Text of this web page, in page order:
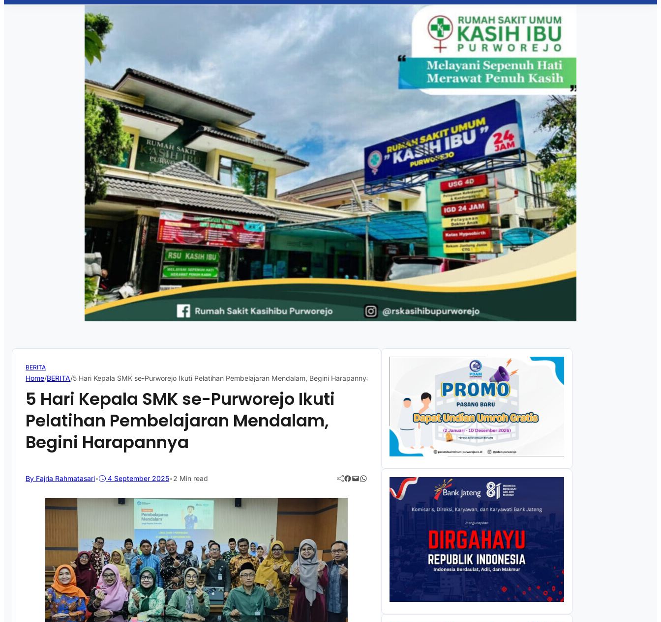
BERITA
Home/BERITA/5 Hari Kepala SMK se-Purworejo Ikuti Pelatihan Pembelajaran Mendalam, Begini Harapannya
5 Hari Kepala SMK se-Purworejo Ikuti
Pelatihan Pembelajaran Mendalam,
Begini Harapannya
By Fajria Rahmatasari• 4 September 2025•2 Min read Facebook Mail WhatsApp